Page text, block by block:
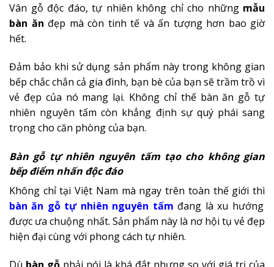
Vân gỗ độc đáo, tự nhiên không chỉ cho những mẫu
bàn ăn đẹp mà còn tinh tế và ấn tượng hơn bao giờ
hết.
Đảm bảo khi sử dụng sản phẩm này trong không gian
bếp chắc chắn cả gia đình, bạn bè của bạn sẽ trầm trồ vì
vẻ đẹp của nó mang lại. Không chỉ thế bàn ăn gỗ tự
nhiên nguyên tấm còn khẳng định sự quý phái sang
trọng cho căn phòng của bạn.
Bàn gỗ tự nhiên nguyên tấm tạo cho không gian
bếp điểm nhấn độc đáo
Không chỉ tại Việt Nam mà ngay trên toàn thế giới thì
bàn ăn gỗ tự nhiên nguyên tấm đang là xu hướng
được ưa chuộng nhất. Sản phẩm này là nơ hội tụ vẻ đẹp
hiện đại cùng với phong cách tự nhiên.